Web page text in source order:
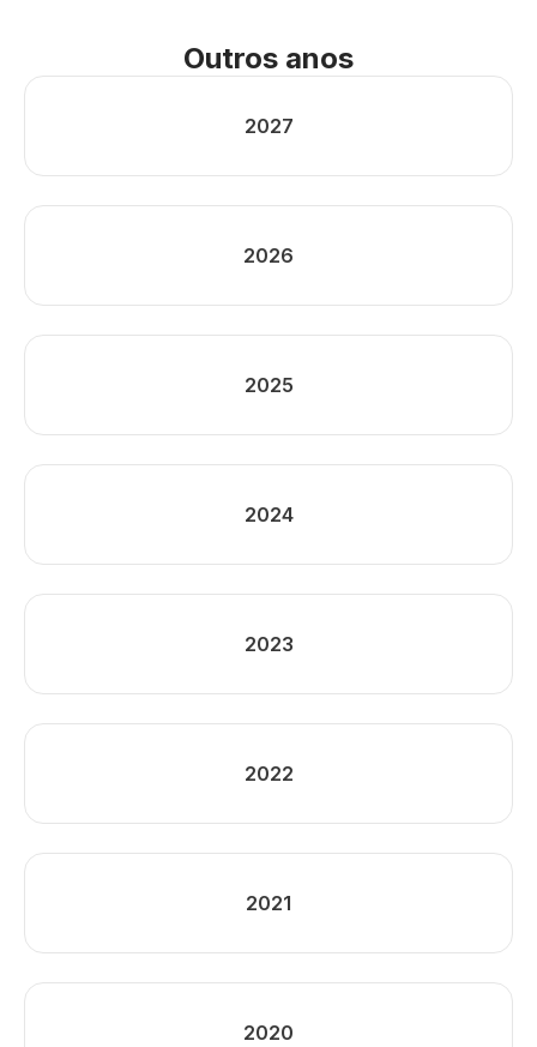
Outros anos
2027
2026
2025
2024
2023
2022
2021
2020